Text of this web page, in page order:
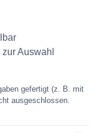
zur Auswahl
gefertigt (z. B. mit
ausgeschlossen.